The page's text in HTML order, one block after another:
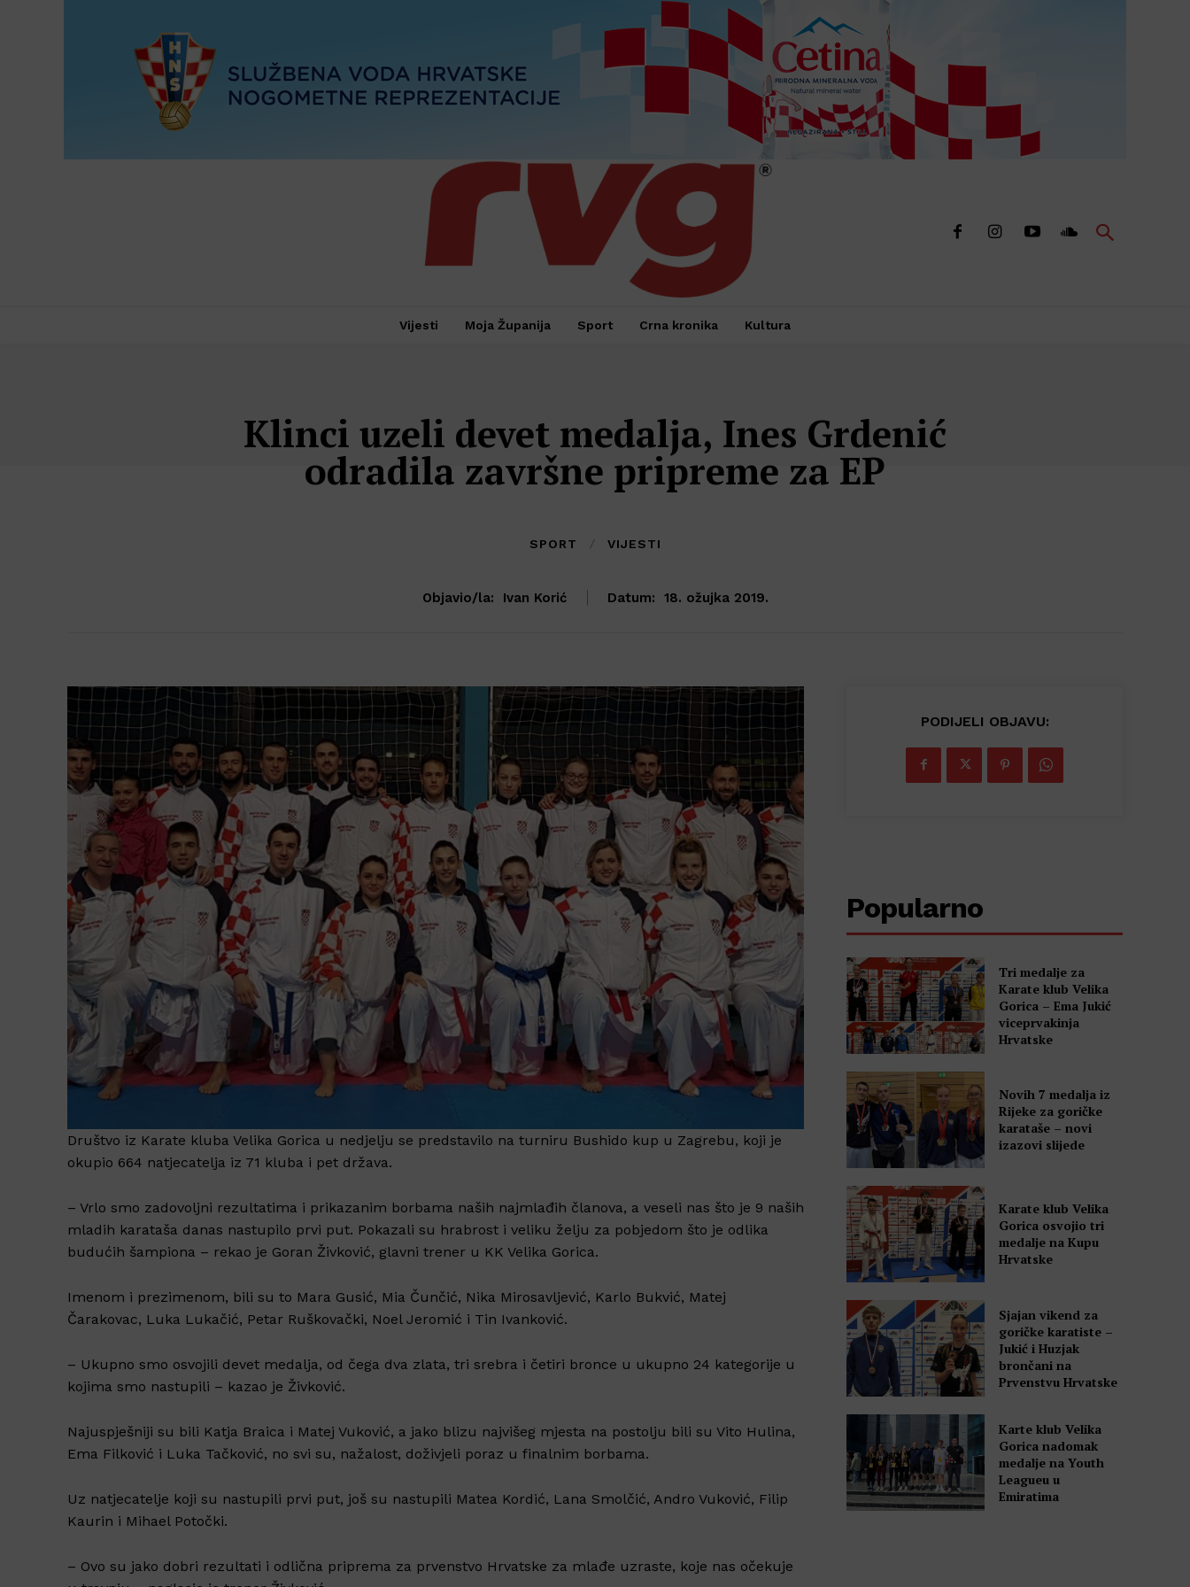
Vijesti Moja Županija Sport Crna kronika Kultura
Klinci uzeli devet medalja, Ines Grdenić
odradila završne pripreme za EP
SPORT VIJESTI
Objavio/la: Ivan Korić Datum: 18. ožujka 2019.
Društvo iz Karate kluba Velika Gorica u nedjelju se predstavilo na turniru Bushido kup u Zagrebu, koji je
okupio 664 natjecatelja iz 71 kluba i pet država.
– Vrlo smo zadovoljni rezultatima i prikazanim borbama naših najmlađih članova, a veseli nas što je 9 naših
mladih karataša danas nastupilo prvi put. Pokazali su hrabrost i veliku želju za pobjedom što je odlika
budućih šampiona – rekao je Goran Živković, glavni trener u KK Velika Gorica.
Imenom i prezimenom, bili su to Mara Gusić, Mia Čunčić, Nika Mirosavljević, Karlo Bukvić, Matej
Čarakovac, Luka Lukačić, Petar Ruškovački, Noel Jeromić i Tin Ivanković.
– Ukupno smo osvojili devet medalja, od čega dva zlata, tri srebra i četiri bronce u ukupno 24 kategorije u
kojima smo nastupili – kazao je Živković.
Najuspješniji su bili Katja Braica i Matej Vuković, a jako blizu najvišeg mjesta na postolju bili su Vito Hulina,
Ema Filković i Luka Tačković, no svi su, nažalost, doživjeli poraz u finalnim borbama.
Uz natjecatelje koji su nastupili prvi put, još su nastupili Matea Kordić, Lana Smolčić, Andro Vuković, Filip
Kaurin i Mihael Potočki.
– Ovo su jako dobri rezultati i odlična priprema za prvenstvo Hrvatske za mlađe uzraste, koje nas očekuje
PODIJELI OBJAVU:
Popularno
Tri medalje za
Karate klub Velika
Gorica – Ema Jukić
viceprvakinja
Hrvatske
Novih 7 medalja iz
Rijeke za goričke
karataše – novi
izazovi slijede
Karate klub Velika
Gorica osvojio tri
medalje na Kupu
Hrvatske
Sjajan vikend za
goričke karatiste –
Jukić i Huzjak
brončani na
Prvenstvu Hrvatske
Karte klub Velika
Gorica nadomak
medalje na Youth
Leagueu u
Emiratima